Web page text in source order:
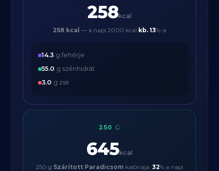
258kcal
258 kcal — a napi 2000 kcal kb. 13%-a
14.3 g fehérje
55.0 g szénhidrát
3.0 g zsír
250 G
645kcal
250 g Szárított Paradicsom kalóriája: 32% a napi